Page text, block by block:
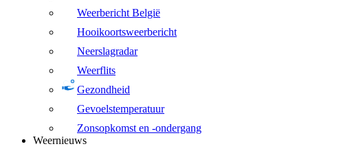
Weerbericht België
Hooikoortsweerbericht
Neerslagradar
Weerflits
Gezondheid
Gevoelstemperatuur
Zonsopkomst en -ondergang
Weernieuws